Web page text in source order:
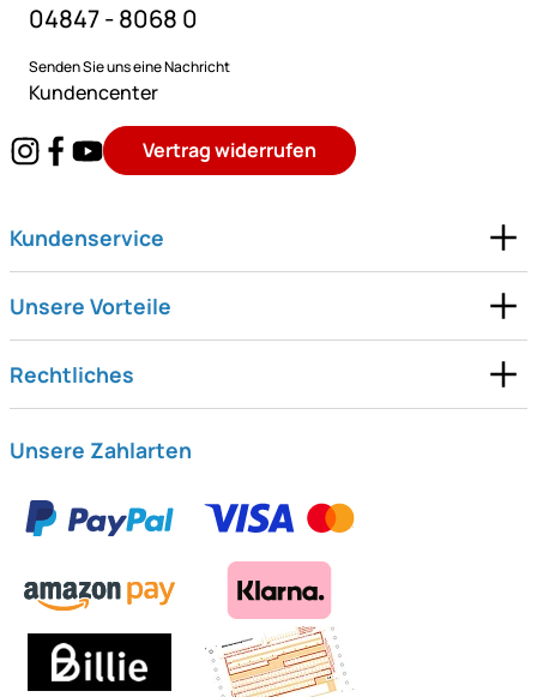
04847 - 8068 0
Senden Sie uns eine Nachricht
Kundencenter
Vertrag widerrufen
Kundenservice
Unsere Vorteile
Rechtliches
Unsere Zahlarten